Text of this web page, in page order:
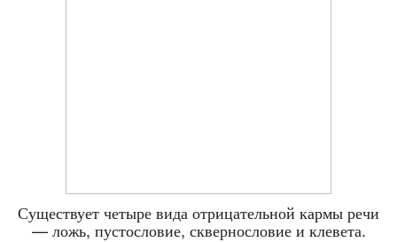
Существует четыре вида отрицательной кармы речи
— ложь, пустословие, сквернословие и клевета.